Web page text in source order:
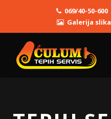
069/40-50-600
Galerija slika